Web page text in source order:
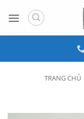
qua
TRANG CHỦ